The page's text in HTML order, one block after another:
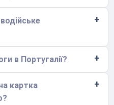
в Португалії?
картка